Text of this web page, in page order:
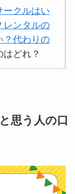
ークルはい
レンタルの
？代わりの
はどれ？
すすめは？
ダーはいら
思う人の口